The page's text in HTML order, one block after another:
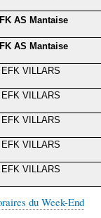
AS Mantaise
AS Mantaise
EFK VILLARS
EFK VILLARS
EFK VILLARS
EFK VILLARS
EFK VILLARS
du Week-End